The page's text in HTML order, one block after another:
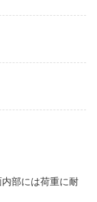
部には荷重に耐